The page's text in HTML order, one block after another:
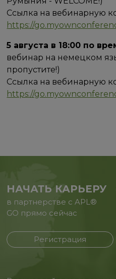
Ссылка на вебинарную
https://
5 августа в 18:00 по
вебинар на немецком
пропустите!)
Ссылка на вебинарную
https://
НАЧАТЬ КАРЬЕРУ
в партнерстве с APL®
GO прямо сейчас
Регистрация